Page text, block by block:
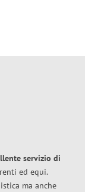
servizio di
ed equi.
ma anche